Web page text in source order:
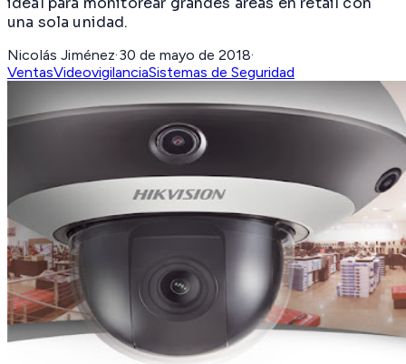
una sola unidad.
Nicolás Jiménez·30 de mayo de 2018·
VentasVideovigilanciaSistemas de Seguridad